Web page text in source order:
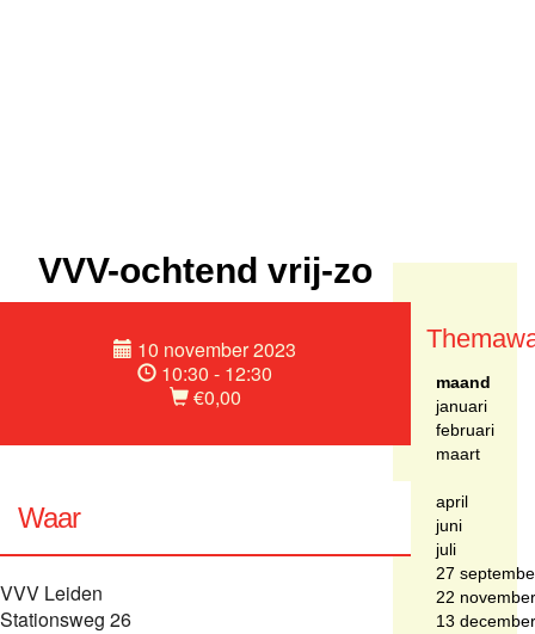
VVV-ochtend vrij-zo
10 november 2023
10:30 - 12:30
€0,00
Waar
VVV Leiden
Stationsweg 26
maand
januari
februari
maart
april
juni
juli
27
22 november
13 december